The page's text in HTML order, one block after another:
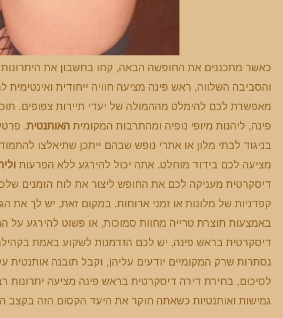
כאשר מתכננים את החופשה הבאה, קחו בחשבון את
והסביבה השלווה, ראש פינה מציעה חוויה ייחודית
מאפשרת לכם להימלט מההמולה של יעדי תיירות צפופים.
פינה, ליהנות מיופי נופיה ומהתרבות המקומית האותנטית.
בניגוד לבתי מלון או אתרי נופש שבהם ייתכן שתיאלצו
מציעה לכם בידוד מוחלט. אתה יכול להירגע ללא הפרעות
דיסקרטית מעניקה לכם את החופש ליצור את לוח הזמנים
קפדניות של מלונות או זמני ארוחות. במקום זאת, יש לך את
באמצעות תוצרת טרייה מחוות סמוכות, או פשוט להירגע
דיסקרטית בראש פינה, יש לכם הזדמנות לשקוע באמת
נסתרות שרק המקומיים יודעים עליהן, וקבל תובנה
לסיכום, בחירת דירה דיסקרטית בראש פינה מציעה
גמישות ואותנטיות כשאתה חוקר את היעד הקסום הזה בקצב